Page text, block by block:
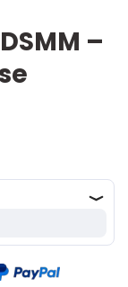
–